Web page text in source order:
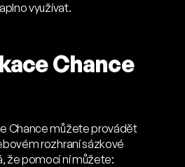
využívat.
Chance
Chance můžete provádět
rozhraní sázkové
že pomocí ní můžete: